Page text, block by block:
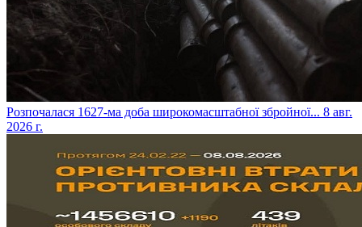
​Розпочалася 1627-ма доба широкомасштабної збройної... 8 авг.
2026 г.